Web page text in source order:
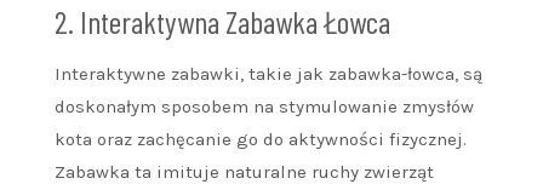
2. Interaktywna Zabawka Łowca
Interaktywne zabawki, takie jak zabawka-łowca, są
doskonałym sposobem na stymulowanie zmysłów
kota oraz zachęcanie go do aktywności fizycznej.
Zabawka ta imituje naturalne ruchy zwierząt